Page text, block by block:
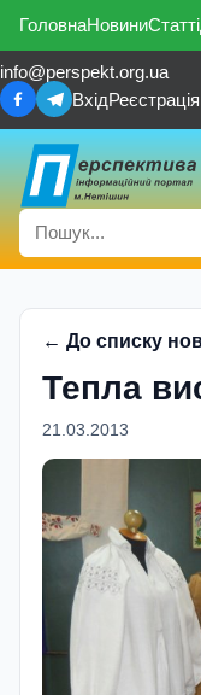
ГоловнаНовиниСтатті
info@perspekt.org.ua
ВхідРеєстрація
← До списку
Тепла
21.03.2013